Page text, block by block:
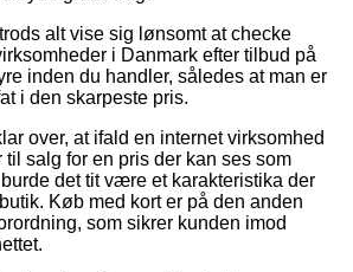
alt vise sig lønsomt at checke
i Danmark efter tilbud på
inden du handler, således at man er
i den skarpeste pris.
over, at ifald en internet virksomhed
til salg for en pris der kan ses som
det tit være et karakteristika der
Køb med kort er på den anden
som sikrer kunden imod